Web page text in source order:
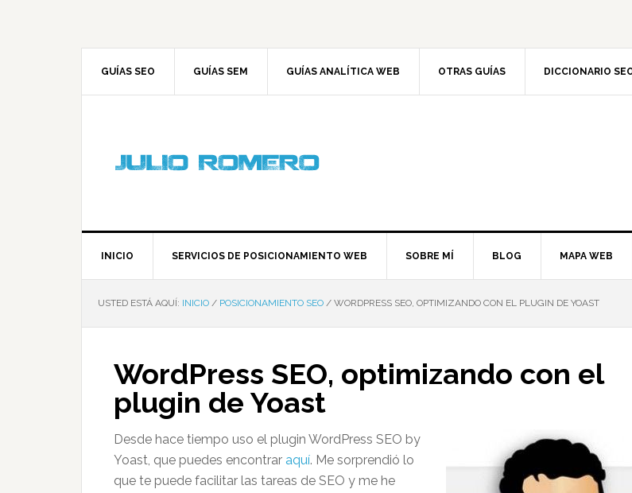
GUÍAS SEO GUÍAS SEM GUÍAS ANALÍTICA WEB OTRAS GUÍAS DICCIONARIO
INICIO SERVICIOS DE POSICIONAMIENTO WEB SOBRE MÍ BLOG MAPA WEB
USTED ESTÁ AQUÍ: INICIO / POSICIONAMIENTO SEO / WORDPRESS SEO, OPTIMIZANDO CON EL PLUGIN DE YOAST
WordPress SEO, optimizando con el
plugin de Yoast
Desde hace tiempo uso el plugin WordPress SEO by
Yoast, que puedes encontrar aquí. Me sorprendió lo
que te puede facilitar las tareas de SEO y me he